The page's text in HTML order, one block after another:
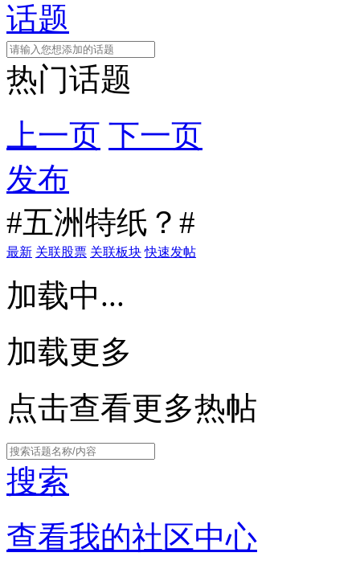
话题
热门话题
上一页 下一页
发布
#五洲特纸？#
最新 关联股票 关联板块 快速发帖
加载中...
加载更多
点击查看更多热帖
搜索
查看我的社区中心